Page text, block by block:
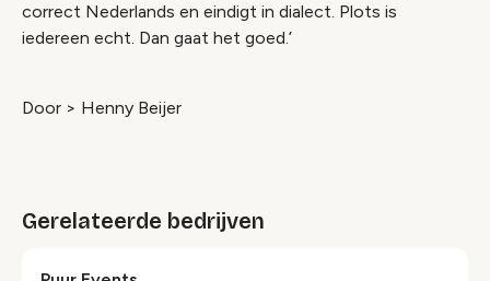
correct Nederlands en eindigt in dialect. Plots is
iedereen echt. Dan gaat het goed.’
Door > Henny Beijer
Gerelateerde bedrijven